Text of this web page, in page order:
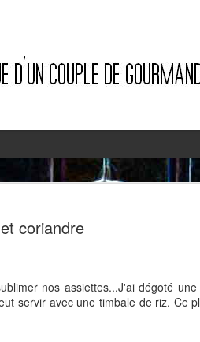
coriandre
nos assiettes...J'ai dégoté une
servir avec une timbale de riz. Ce